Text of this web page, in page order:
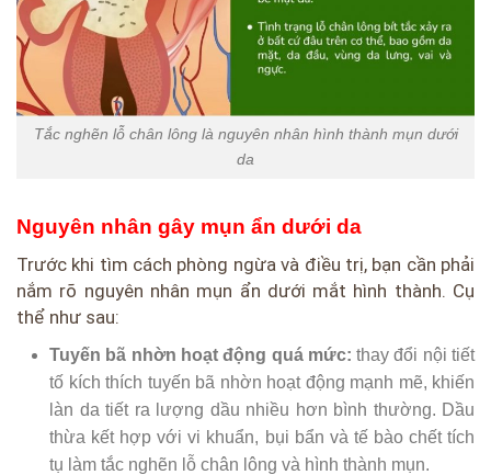
Tắc nghẽn lỗ chân lông là nguyên nhân hình thành mụn dưới
da
Nguyên nhân gây mụn ẩn dưới da
Trước khi tìm cách phòng ngừa và điều trị, bạn cần phải
nắm rõ nguyên nhân mụn ẩn dưới mắt hình thành. Cụ
thể như sau:
Tuyến bã nhờn hoạt động quá mức:thay đổi nội tiết
tố kích thích tuyến bã nhờn hoạt động mạnh mẽ, khiến
làn da tiết ra lượng dầu nhiều hơn bình thường. Dầu
thừa kết hợp với vi khuẩn, bụi bẩn và tế bào chết tích
tụ làm tắc nghẽn lỗ chân lông và hình thành mụn.